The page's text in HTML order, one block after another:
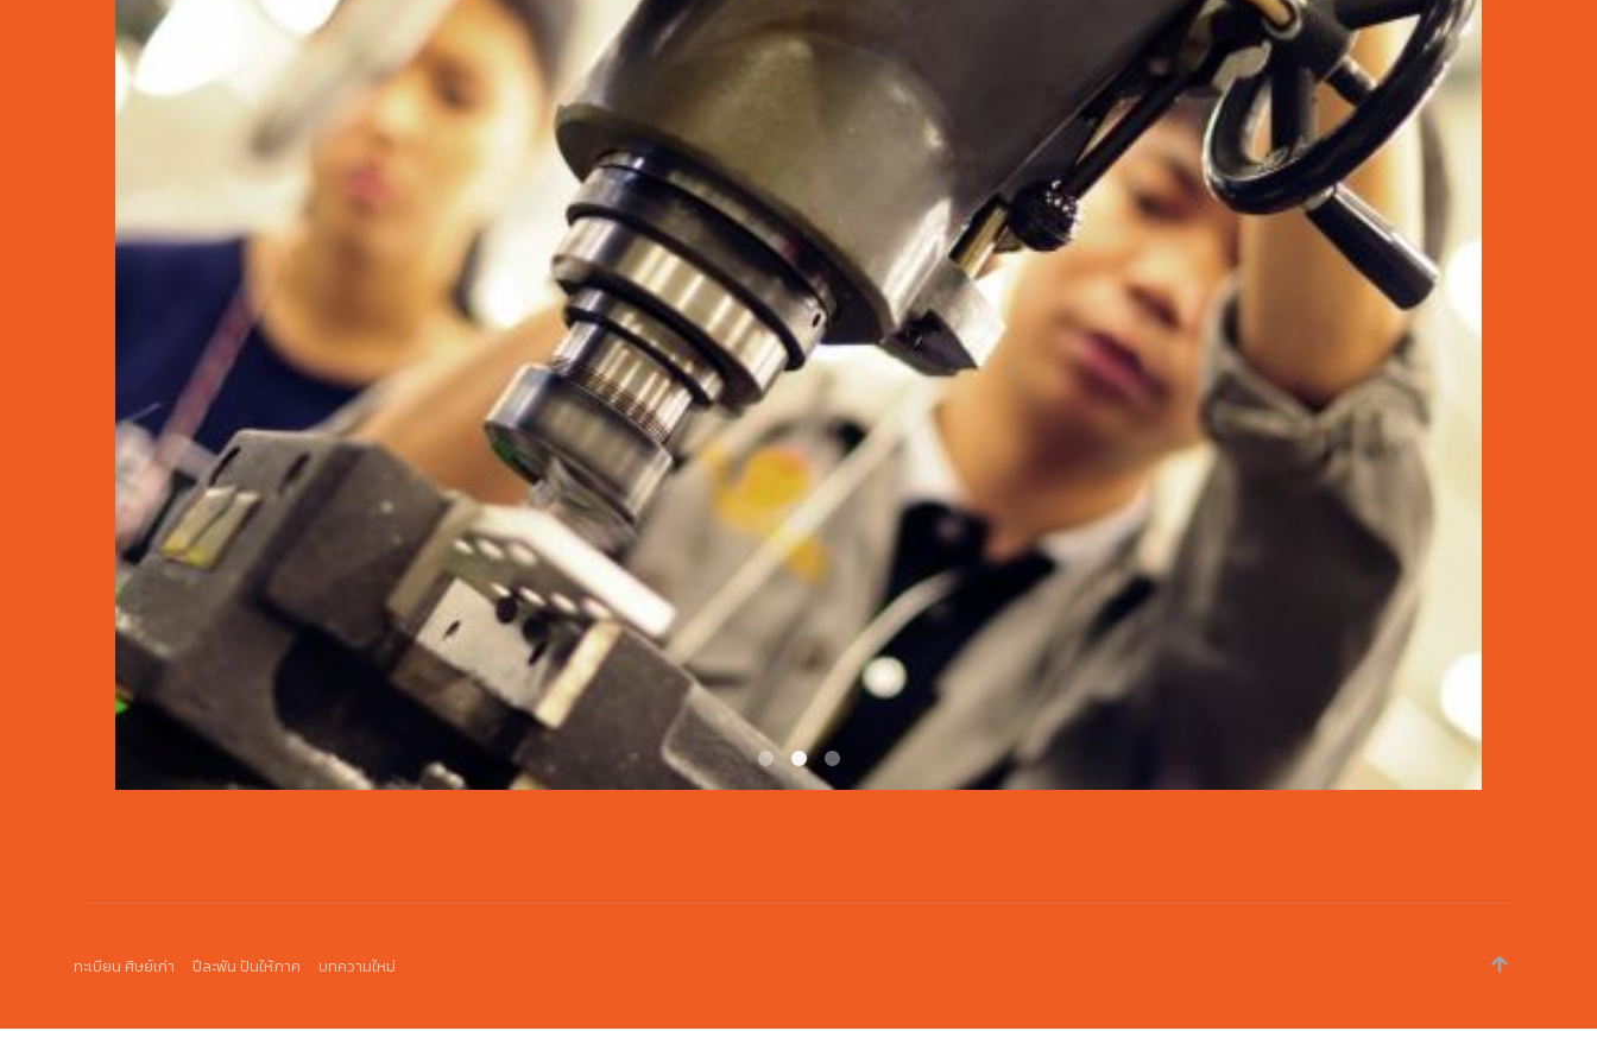
DSC0170DSC0803
FRM 1544
ทะเบียน ศิษย์เก่า ปีละพัน ปันให้ภาค บทความใหม่